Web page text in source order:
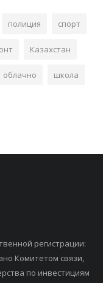
полиция спорт
Казахстан
облачно школа
регистрации:
Комитетом связи,
по инвестициям